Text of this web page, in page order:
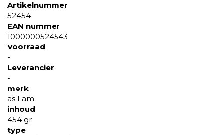
Artikelnummer
52454
EAN nummer
1000000524543
Voorraad
-
Leverancier
-
merk
as I am
inhoud
454 gr
type